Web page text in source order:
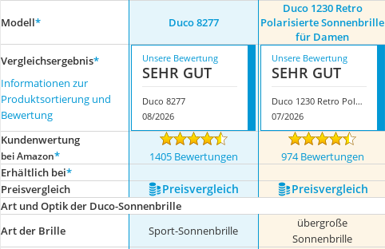
Modell* Duco 8277
Duco 1230 Retro
Polarisierte Sonnenbrille
für Damen
Vergleichsergebnis*
Informationen zur
Produktsortierung und
Bewertung
Unsere Bewertung
SEHR GUT
Duco 8277
08/2026
Unsere Bewertung
SEHR GUT
Duco 1230 Retro Polarisierte Sonnenbrille für Damen
07/2026
Kundenwertung
bei Amazon* 1405 Bewertungen 974 Bewertungen
Erhältlich bei*
Preis­vergleich
Preis­vergleich Preis­vergleich
Art und Optik der Duco-Sonnenbrille
Art der Brille
Sport-Sonnenbrille
übergroße
Sonnenbrille